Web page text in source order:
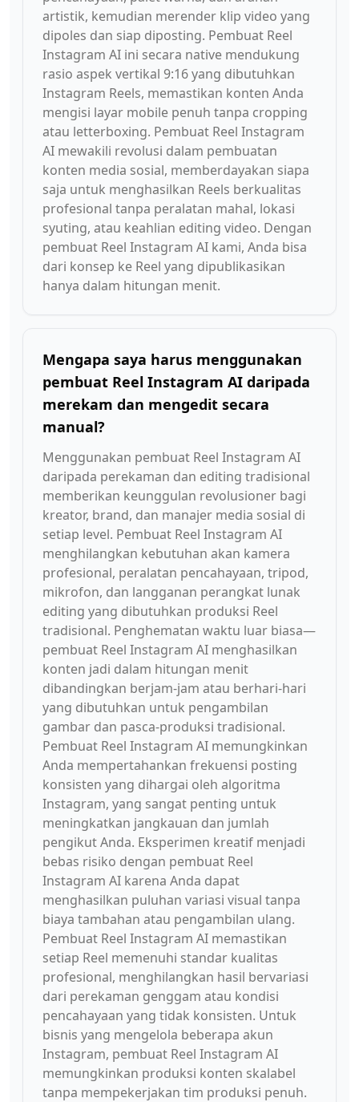
artistik, kemudian merender klip video yang
dipoles dan siap diposting. Pembuat Reel
Instagram AI ini secara native mendukung
rasio aspek vertikal 9:16 yang dibutuhkan
Instagram Reels, memastikan konten Anda
mengisi layar mobile penuh tanpa cropping
atau letterboxing. Pembuat Reel Instagram
AI mewakili revolusi dalam pembuatan
konten media sosial, memberdayakan siapa
saja untuk menghasilkan Reels berkualitas
profesional tanpa peralatan mahal, lokasi
syuting, atau keahlian editing video. Dengan
pembuat Reel Instagram AI kami, Anda bisa
dari konsep ke Reel yang dipublikasikan
hanya dalam hitungan menit.
Mengapa saya harus menggunakan
pembuat Reel Instagram AI daripada
merekam dan mengedit secara
manual?
Menggunakan pembuat Reel Instagram AI
daripada perekaman dan editing tradisional
memberikan keunggulan revolusioner bagi
kreator, brand, dan manajer media sosial di
setiap level. Pembuat Reel Instagram AI
menghilangkan kebutuhan akan kamera
profesional, peralatan pencahayaan, tripod,
mikrofon, dan langganan perangkat lunak
editing yang dibutuhkan produksi Reel
tradisional. Penghematan waktu luar biasa—
pembuat Reel Instagram AI menghasilkan
konten jadi dalam hitungan menit
dibandingkan berjam-jam atau berhari-hari
yang dibutuhkan untuk pengambilan
gambar dan pasca-produksi tradisional.
Pembuat Reel Instagram AI memungkinkan
Anda mempertahankan frekuensi posting
konsisten yang dihargai oleh algoritma
Instagram, yang sangat penting untuk
meningkatkan jangkauan dan jumlah
pengikut Anda. Eksperimen kreatif menjadi
bebas risiko dengan pembuat Reel
Instagram AI karena Anda dapat
menghasilkan puluhan variasi visual tanpa
biaya tambahan atau pengambilan ulang.
Pembuat Reel Instagram AI memastikan
setiap Reel memenuhi standar kualitas
profesional, menghilangkan hasil bervariasi
dari perekaman genggam atau kondisi
pencahayaan yang tidak konsisten. Untuk
bisnis yang mengelola beberapa akun
Instagram, pembuat Reel Instagram AI
memungkinkan produksi konten skalabel
tanpa mempekerjakan tim produksi penuh.